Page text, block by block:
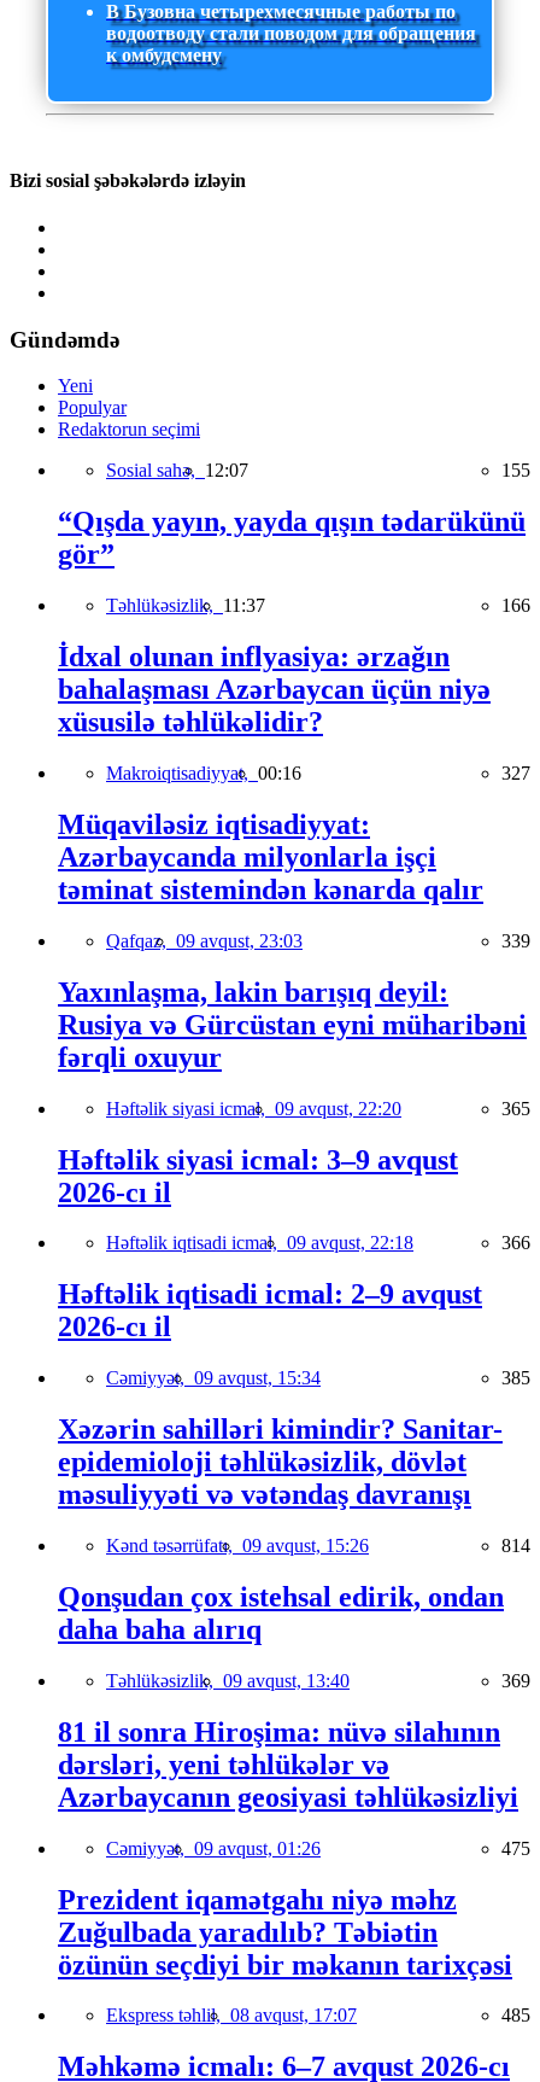
В Бузовна четырехмесячные работы по
водоотводу стали поводом для обращения
к омбудсмену
Bizi sosial şəbəkələrdə izləyin
Gündəmdə
Yeni
Populyar
Redaktorun seçimi
Sosial sahə, 12:07 155
“Qışda yayın, yayda qışın tədarükünü
gör”
Təhlükəsizlik, 11:37 166
İdxal olunan inflyasiya: ərzağın
bahalaşması Azərbaycan üçün niyə
xüsusilə təhlükəlidir?
Makroiqtisadiyyat, 00:16 327
Müqaviləsiz iqtisadiyyat:
Azərbaycanda milyonlarla işçi
təminat sistemindən kənarda qalır
Qafqaz, 09 avqust, 23:03 339
Yaxınlaşma, lakin barışıq deyil:
Rusiya və Gürcüstan eyni müharibəni
fərqli oxuyur
Həftəlik siyasi icmal, 09 avqust, 22:20 365
Həftəlik siyasi icmal: 3–9 avqust
2026-cı il
Həftəlik iqtisadi icmal, 09 avqust, 22:18 366
Həftəlik iqtisadi icmal: 2–9 avqust
2026-cı il
Cəmiyyət, 09 avqust, 15:34 385
Xəzərin sahilləri kimindir? Sanitar-
epidemioloji təhlükəsizlik, dövlət
məsuliyyəti və vətəndaş davranışı
Kənd təsərrüfatı, 09 avqust, 15:26 814
Qonşudan çox istehsal edirik, ondan
daha baha alırıq
Təhlükəsizlik, 09 avqust, 13:40 369
81 il sonra Hiroşima: nüvə silahının
dərsləri, yeni təhlükələr və
Azərbaycanın geosiyasi təhlükəsizliyi
Cəmiyyət, 09 avqust, 01:26 475
Prezident iqamətgahı niyə məhz
Zuğulbada yaradılıb? Təbiətin
özünün seçdiyi bir məkanın tarixçəsi
Ekspress təhlil, 08 avqust, 17:07 485
Məhkəmə icmalı: 6–7 avqust 2026-cı